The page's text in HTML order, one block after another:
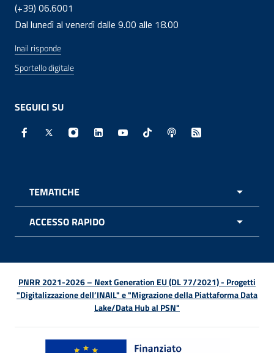
(+39) 06.6001
Dal lunedì al venerdì dalle 9.00 alle 18.00
Inail risponde
Sportello digitale
SEGUICI SU
Facebook - Sito esterno - Apertura in nuova finestra
X - Sito esterno - Apertura in nuova finestra
Instagram - Sito esterno - Apertura in
Linkedin - Sito esterno - Apertura in
Youtube - Sito esterno -
TikTok - Sito esterno -
Spreaker - Sito
Feed RSS -
TEMATICHE
ACCESSO RAPIDO
PNRR 2021-2026 – Next Generation EU (DL 77/2021) - Progetti
"Digitalizzazione dell’INAIL" e "Migrazione della Piattaforma Data
Lake/Data Hub al PSN"